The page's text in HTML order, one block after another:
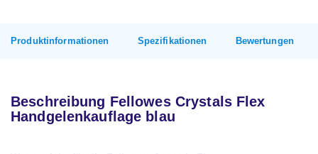
Produktinformationen Spezifikationen Bewertungen
Beschreibung Fellowes Crystals Flex
Handgelenkauflage blau